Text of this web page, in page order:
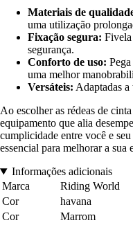
Materiais de
uma utilização
Fixação segura:
segurança.
Conforto de uso:
uma melhor
Versáteis: Adaptadas a
Ao escolher as rédeas de
equipamento que alia
cumplicidade entre você e
essencial para melhorar a sua
Informações adicionais
Marca
Riding World
Cor
havana
Cor
Marrom